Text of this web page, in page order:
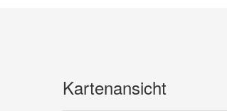
Kartenansicht